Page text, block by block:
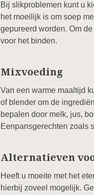
Bij slikproblemen kunt u
het moeilijk is om soep
gepureerd worden. Om
voor het binden.
Mixvoeding
Van een warme maaltijd
of blender om de
bepalen door melk, jus,
Eenpansgerechten zoals
Alternatieven
Heeft u moeite met het
hierbij zoveel mogelijk.